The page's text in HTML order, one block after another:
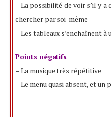
– La possibilité de voir s’il y a
chercher par soi-même
– Les tableaux s’enchaînent à
Points négatifs
– La musique très répétitive
– Le menu quasi absent, et un